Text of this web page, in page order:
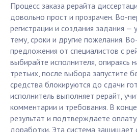
Процесс заказа рерайта
довольно прост и прозрачен. Во-
регистрации и создания задания
тему, сроки и другие пожелания.
предложения от специалистов с
выбирайте исполнителя, опираясь
третьих, после выбора запустите
средства блокируются до сдачи
исполнитель выполняет рерайт,
комментарии и требования. В
результат и подтверждаете
доработки. Эта система защищает